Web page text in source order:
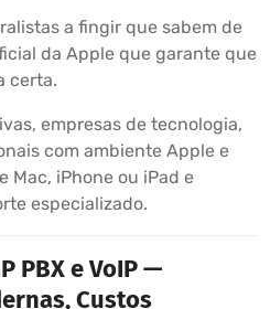
a fingir que sabem de
da Apple que garante que
certa.
empresas de tecnologia,
com ambiente Apple e
Mac, iPhone ou iPad e
especializado.
PBX e VoIP —
Custos